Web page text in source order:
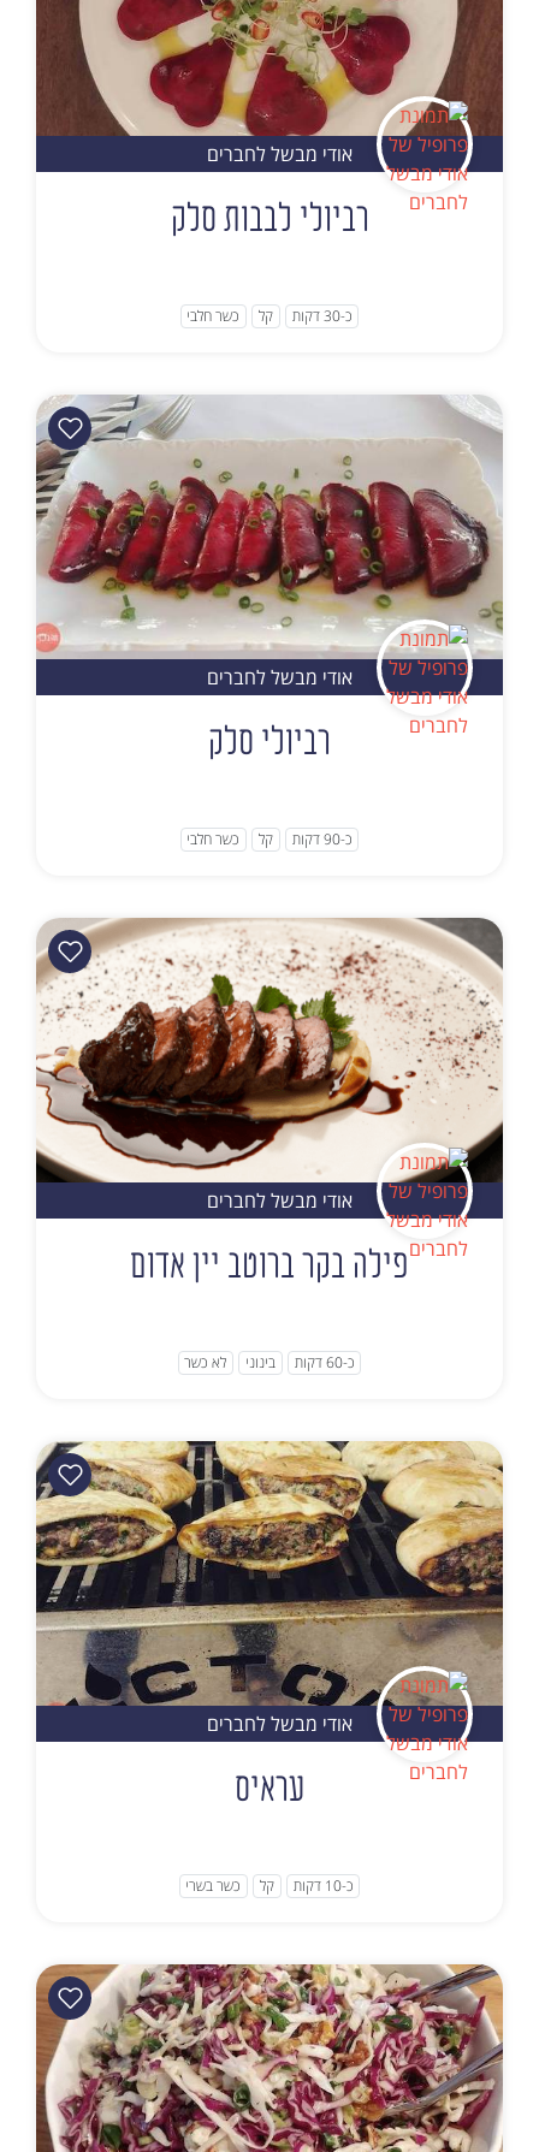
אודי מבשל לחברים
רביולי לבבות סלק
כ-30 דקות קל כשר חלבי
אודי מבשל לחברים
רביולי סלק
כ-90 דקות קל כשר חלבי
אודי מבשל לחברים
פילה בקר ברוטב יין אדום
כ-60 דקות בינוני לא כשר
אודי מבשל לחברים
עראיס
כ-10 דקות קל כשר בשרי